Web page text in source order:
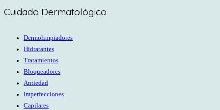
Cuidado Dermatológico
Dermolimpiadores
Hidratantes
Tratamientos
Bloqueadores
Antiedad
Imperfecciones
Capilares